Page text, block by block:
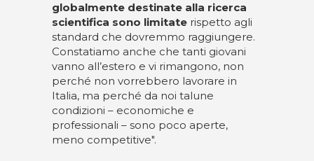
globalmente destinate alla ricerca
scientifica sono limitate rispetto agli
standard che dovremmo raggiungere.
Constatiamo anche che tanti giovani
vanno all’estero e vi rimangono, non
perché non vorrebbero lavorare in
Italia, ma perché da noi talune
condizioni – economiche e
professionali – sono poco aperte,
meno competitive".